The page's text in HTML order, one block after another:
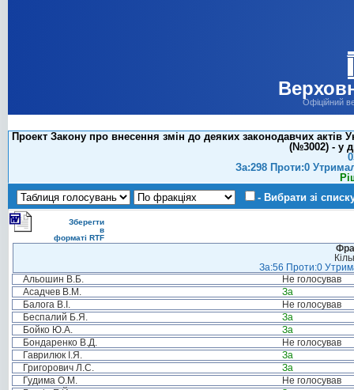
Офіційний
Проект Закону про внесення змін до деяких законодавчих актів
(№3002) - у
За:298 Проти:0
- Вибрати зі
Зберегти
в
форматі RTF
За:56 Проти:0
Альошин В.Б.
Не голосував
Асадчев В.М.
За
Балога В.І.
Не голосував
Беспалий Б.Я.
За
Бойко Ю.А.
За
Бондаренко В.Д.
Не голосував
Гаврилюк І.Я.
За
Григорович Л.С.
За
Гудима О.М.
Не голосував